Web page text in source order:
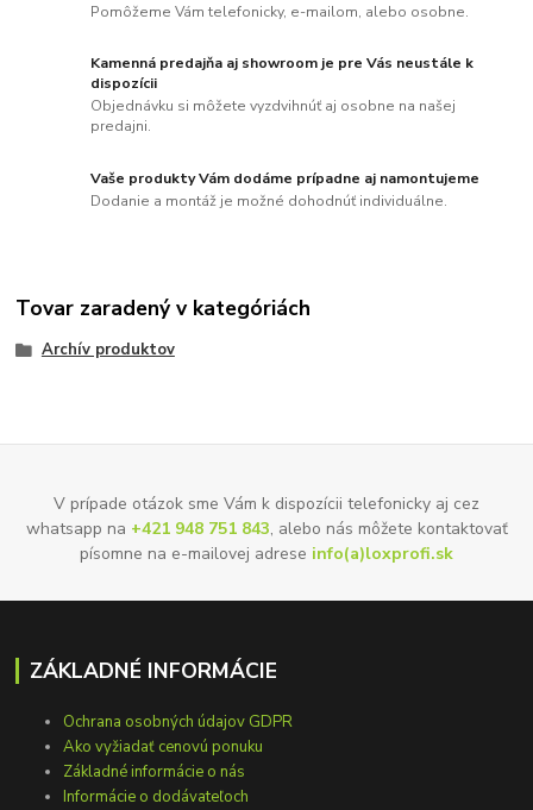
Pomôžeme Vám telefonicky, e-mailom, alebo osobne.
Kamenná predajňa aj showroom je pre Vás neustále k
dispozícii
Objednávku si môžete vyzdvihnúť aj osobne na našej
predajni.
Vaše produkty Vám dodáme prípadne aj namontujeme
Dodanie a montáž je možné dohodnúť individuálne.
Tovar zaradený v kategóriách
Archív produktov
V prípade otázok sme Vám k dispozícii telefonicky aj cez
whatsapp na +421 948 751 843, alebo nás môžete kontaktovať
písomne na e-mailovej adrese info(a)loxprofi.sk
ZÁKLADNÉ INFORMÁCIE
Ochrana osobných údajov GDPR
Ako vyžiadať cenovú ponuku
Základné informácie o nás
Informácie o dodávateľoch